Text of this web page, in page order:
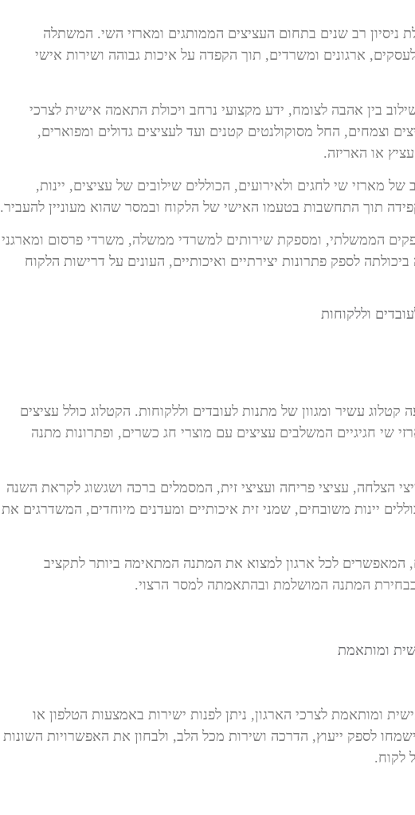
רב שנים בתחום העציצים הממותגים ומארזי השי. המשתלה
ארגונים ומשרדים, תוך הקפדה על איכות גבוהה ושירות אישי
בין אהבה לצומח, ידע מקצועי נרחב ויכולת התאמה אישית לצרכי
וצמחים, החל מסוקולנטים קטנים ועד לעציצים גדולים ומפוארים,
או האריזה.
מארזי שי לחגים ולאירועים, הכוללים שילובים של עציצים, יינות,
תוך התחשבות בטעמו האישי של הלקוח ובמסר שהוא מעוניין להעביר.
הממשלתי, ומספקת שירותים למשרדי ממשלה, משרדי פרסום ומארגני
לספק פתרונות יצירתיים ואיכותיים, העונים על דרישות הלקוח
וללקוחות
עשיר ומגוון של מתנות לעובדים וללקוחות. הקטלוג כולל עציצים
שי חגיגיים המשלבים עציצים עם מוצרי חג כשרים, ופתרונות מתנה
הצלחה, עציצי פריחה ועציצי זית, המסמלים ברכה ושגשוג לקראת השנה
יינות משובחים, שמני זית איכותיים ומעדנים מיוחדים, המשדרגים את
המאפשרים לכל ארגון למצוא את המתנה המתאימה ביותר לתקציב
המתנה המושלמת ובהתאמתה למסר הרצוי.
ומותאמת
ומותאמת לצרכי הארגון, ניתן לפנות ישירות באמצעות הטלפון או
לספק ייעוץ, הדרכה ושירות מכל הלב, ולבחון את האפשרויות השונות
לקוח.